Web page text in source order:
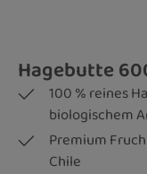
Hagebutte
100 % reines
biologischem
Premium
Chile